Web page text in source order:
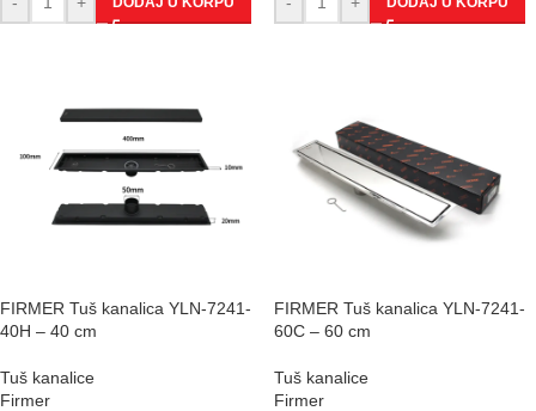
FIRMER Tuš kanalica YLN-7241-
40H – 40 cm
Tuš kanalice
Firmer
FIRMER Tuš kanalica YLN-7241-
60C – 60 cm
Tuš kanalice
Firmer